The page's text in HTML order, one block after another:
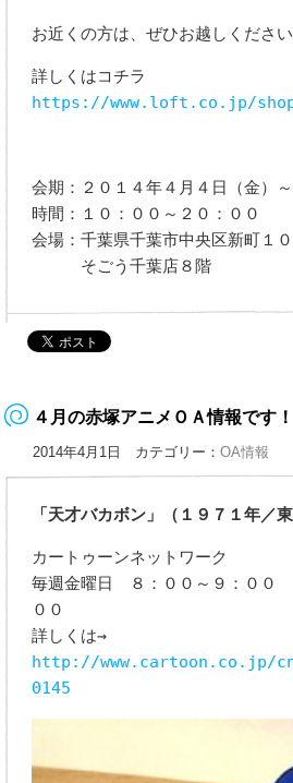
お近くの方は、ぜひお越しください
詳しくはコチラ
https://www.loft.co.jp/
会期：２０１４年４月４日（金）～
時間：１０：００～２０：００
会場：千葉県千葉市中央区新町１
そごう千葉店８階
４月の赤塚アニメＯＡ情報です！
2014年4月1日 カテゴリー：OA情報
「天才バカボン」（１９７１年／
カートゥーンネットワーク
毎週金曜日 ８：００～９：００
００
詳しくは→
http://www.cartoon.co.jp/
0145